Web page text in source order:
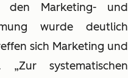
den Marketing- und
wurde deutlich
sich Marketing und
systematischen